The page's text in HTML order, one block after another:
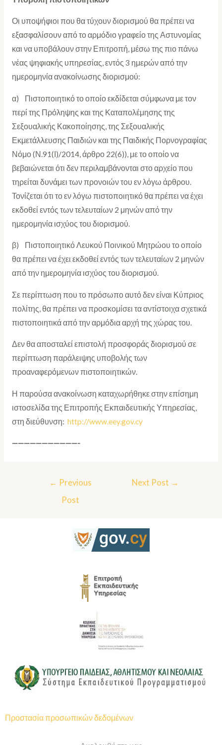
Οι υποψήφιοι που θα τύχουν διορισμού θα πρέπει να
εξασφαλίσουν από το αρμόδιο γραφείο της Αστυνομίας
και να υποβάλουν στην Επιτροπή, μέσω της πιο πάνω
νέας ψηφιακής υπηρεσίας, εντός 3 ημερών από την
ημερομηνία ανακοίνωσης διορισμού:
α) Πιστοποιητικό το οποίο εκδίδεται σύμφωνα με τον
περί της Πρόληψης και της Καταπολέμησης της
Σεξουαλικής Κακοποίησης, της Σεξουαλικής
Εκμετάλλευσης Παιδιών και της Παιδικής Πορνογραφίας
Νόμο (Ν.91(Ι)/2014, άρθρο 22(6)), με το οποίο να
βεβαιώνεται ότι δεν περιλαμβάνονται στο αρχείο που
τηρείται δυνάμει των προνοιών του εν λόγω άρθρου.
Τονίζεται ότι το εν λόγω πιστοποιητικό θα πρέπει να έχει
εκδοθεί εντός των τελευταίων 2 μηνών από την
ημερομηνία ισχύος του διορισμού.
β) Πιστοποιητικό Λευκού Ποινικού Μητρώου το οποίο
θα πρέπει να έχει εκδοθεί εντός των τελευταίων 2 μηνών
από την ημερομηνία ισχύος του διορισμού.
Σε περίπτωση που το πρόσωπο αυτό δεν είναι Κύπριος
πολίτης, θα πρέπει να προσκομίσει τα αντίστοιχα σχετικά
πιστοποιητικά από την αρμόδια αρχή της χώρας του.
Δεν θα αποσταλεί επιστολή προσφοράς διορισμού σε
περίπτωση παράλειψης υποβολής των
προαναφερόμενων πιστοποιητικών.
Η παρούσα ανακοίνωση καταχωρήθηκε στην επίσημη
ιστοσελίδα της Επιτροπής Εκπαιδευτικής Υπηρεσίας,
στη διεύθυνση: http://www.eey.gov.cy
———————————-
← Previous
Post
Next Post →
Προστασία προσωπικών δεδομένων